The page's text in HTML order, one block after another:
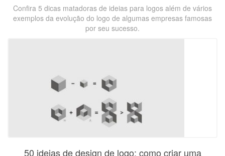
Confira 5 dicas matadoras de ideias para logos além de vários
exemplos da evolução do logo de algumas empresas famosas
por seu sucesso.
50 ideias de design de logo: como criar uma